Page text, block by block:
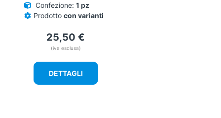
Confezione: 1 pz
Prodotto con varianti
25,50 €
(iva esclusa)
DETTAGLI
prodotto